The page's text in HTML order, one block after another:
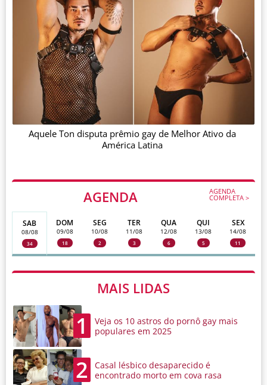
AGENDA AGENDA
COMPLETA >
SAB
08/08
34
DOM
09/08
18
SEG
10/08
2
TER
11/08
3
QUA
12/08
6
QUI
13/08
5
SEX
14/08
11
MAIS LIDAS
1
Veja os 10 astros do pornô gay mais
populares em 2025
2
Casal lésbico desaparecido é
encontrado morto em cova rasa
Aquele Ton disputa prêmio gay de Melhor Ativo da
América Latina